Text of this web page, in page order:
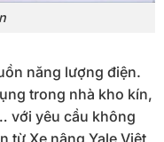
năng lượng điện.
trong nhà kho kín,
với yêu cầu không